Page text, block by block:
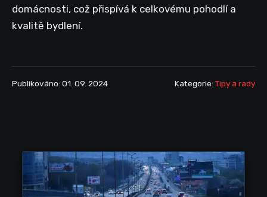
domácnosti, což přispívá k celkovému pohodlí a
kvalitě bydlení.
Publikováno: 01. 09. 2024 Kategorie:Tipy a rady